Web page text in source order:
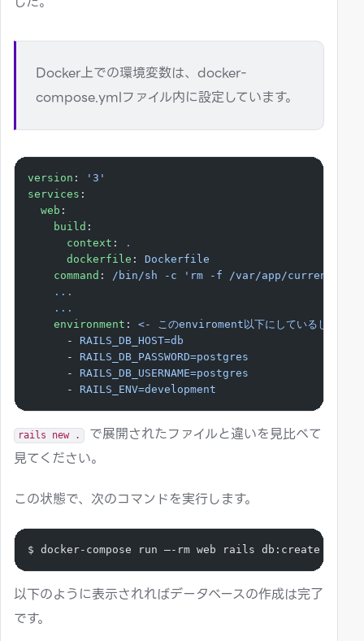
Docker上での環境変数は、docker-
compose.ymlファイル内に設定しています。
version :
'3'
services :
  web
:
    build
:
      context
:
.
      dockerfile
: Dockerfile
    command
: /bin/sh -c 'rm -f /var/app/current/
    ...
    ...
    environment
: <- このenviroment以下にしているしている
      -
RAILS_DB_HOST=db
      -
RAILS_DB_PASSWORD=postgres
      -
RAILS_DB_USERNAME=postgres
      -
RAILS_ENV=development
rails new .
で展開されたファイルと違いを見比べて
見てください。
この状態で、次のコマンドを実行します。
$ docker-compose run —-rm web rails db:create
以下のように表示されればデータベースの作成は完了
です。